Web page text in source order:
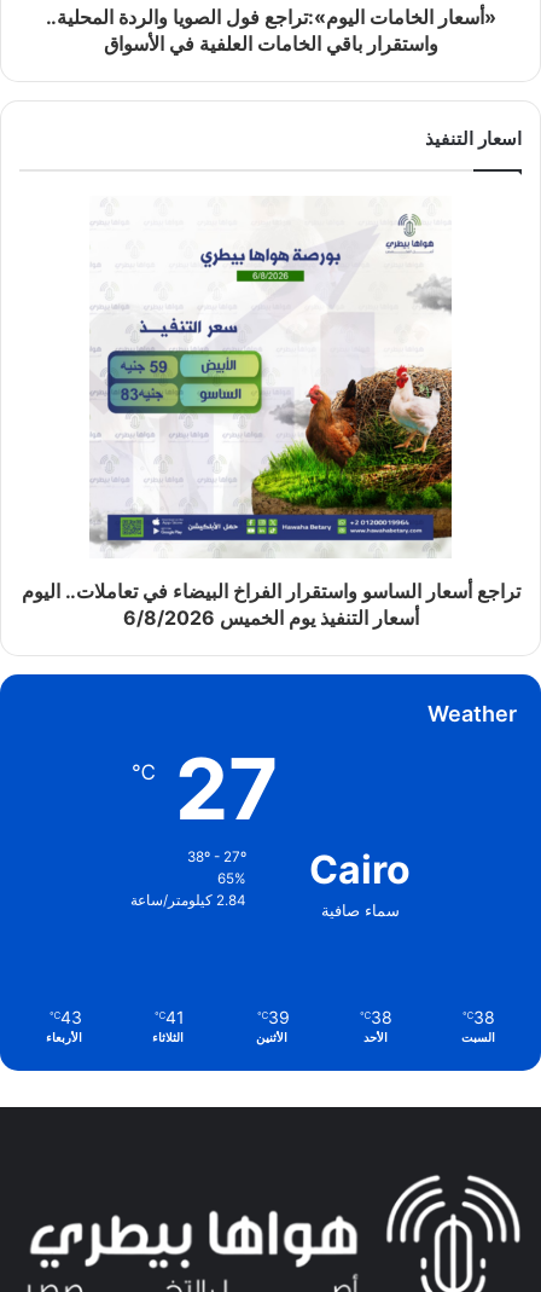
«أسعار الخامات اليوم»:تراجع فول الصويا والردة المحلية..
واستقرار باقي الخامات العلفية في الأسواق
اسعار التنفيذ
تراجع أسعار الساسو واستقرار الفراخ البيضاء في تعاملات.. اليوم
أسعار التنفيذ يوم الخميس 6/8/2026
Weather
Cairo
سماء صافية
27
℃
65%
2.84 كيلومتر/ساعة
38
℃
السبت
38
℃
الأحد
39
℃
الأثنين
41
℃
الثلاثاء
43
℃
الأربعاء